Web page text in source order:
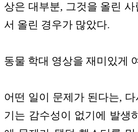
상은 대부분, 그것을 올린
서 올린 경우가 많았다.
동물 학대 영상을 재미있게
어떤 일이 문제가 된다는,
기는 감수성이 없기에 발생